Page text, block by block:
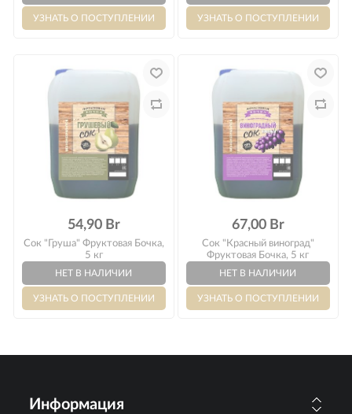
54,90 Br
Сок "Груша" Фруктовая Бочка,
5 кг
67,00 Br
Сок "Красный виноград"
Фруктовая Бочка, 5 кг
Информация